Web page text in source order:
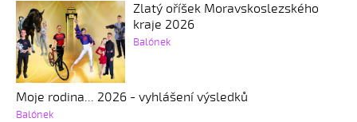
Zlatý oříšek Moravskoslezského
kraje 2026
Balónek
Moje rodina... 2026 - vyhlášení výsledků
Balónek